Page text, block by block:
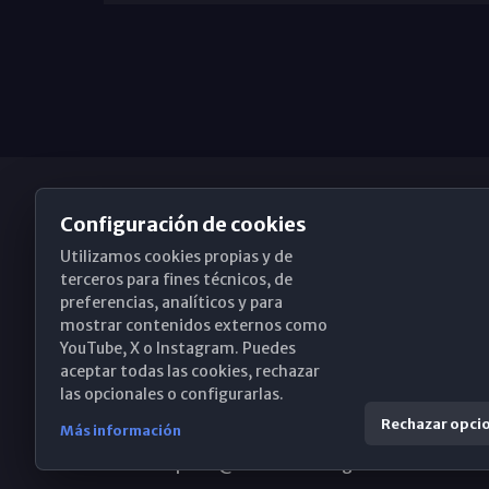
Obispado de Málaga
Santa María, 18-20. 29015 Málaga
(+34) 952 224 386
Configuración de cookies
Utilizamos cookies propias y de
terceros para fines técnicos, de
preferencias, analíticos y para
mostrar contenidos externos como
YouTube, X o Instagram. Puedes
aceptar todas las cookies, rechazar
las opcionales o configurarlas.
Más información Rechazar